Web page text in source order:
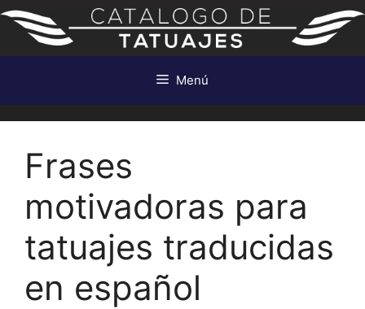
Saltar
contenido
Menú
Frases
motivadoras para
tatuajes traducidas
en español